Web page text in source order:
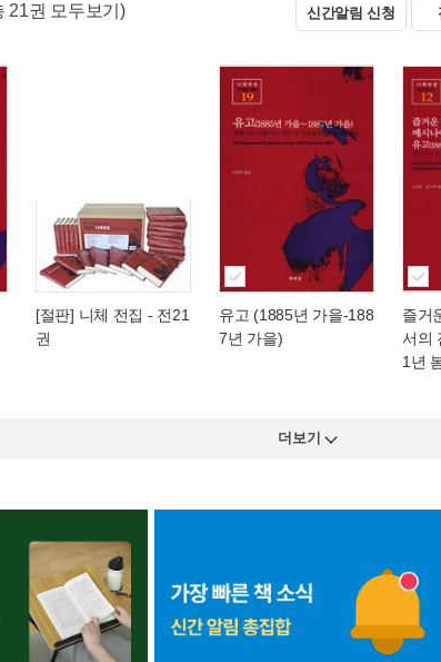
21권 모두보기) 신간알림 신청
[절판] 니체 전집 - 전21
권
유고 (1885년 가을-188
7년 가을)
즐거
서의
1년
더보기